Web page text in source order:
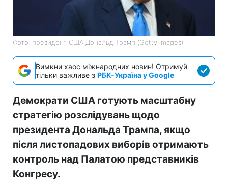
Фото: президент США Дональд Трамп (Getty Images)
Вимкни хаос міжнародних новин! Отримуй
тільки важливе з РБК-Україна у Google
Демократи США готують масштабну
стратегію розслідувань щодо
президента Дональда Трампа, якщо
після листопадових виборів отримають
контроль над Палатою представників
Конгресу.